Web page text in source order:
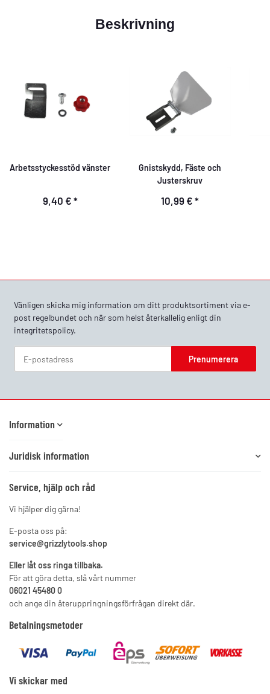
Beskrivning
Arbetsstyckesstöd vänster
9,40 € *
Gnistskydd, Fäste och
Justerskruv
10,99 € *
Vänligen skicka mig information om ditt produktsortiment via e-
post regelbundet och när som helst återkallelig enligt din
integritetspolicy.
Prenumerera
Information
Juridisk information
Service, hjälp och råd
Vi hjälper dig gärna!
E-posta oss på:
service@grizzlytools.shop
Eller låt oss ringa tillbaka.
För att göra detta, slå vårt nummer
06021 45480 0
och ange din återuppringningsförfrågan direkt där.
Betalningsmetoder
Vi skickar med